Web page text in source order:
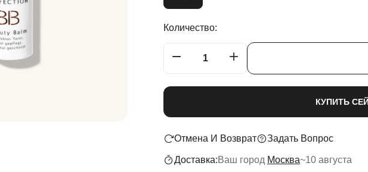
Количество:
КУПИТЬ
Отмена И Возврат Задать Вопрос
Доставка:Ваш город Москва~10 августа